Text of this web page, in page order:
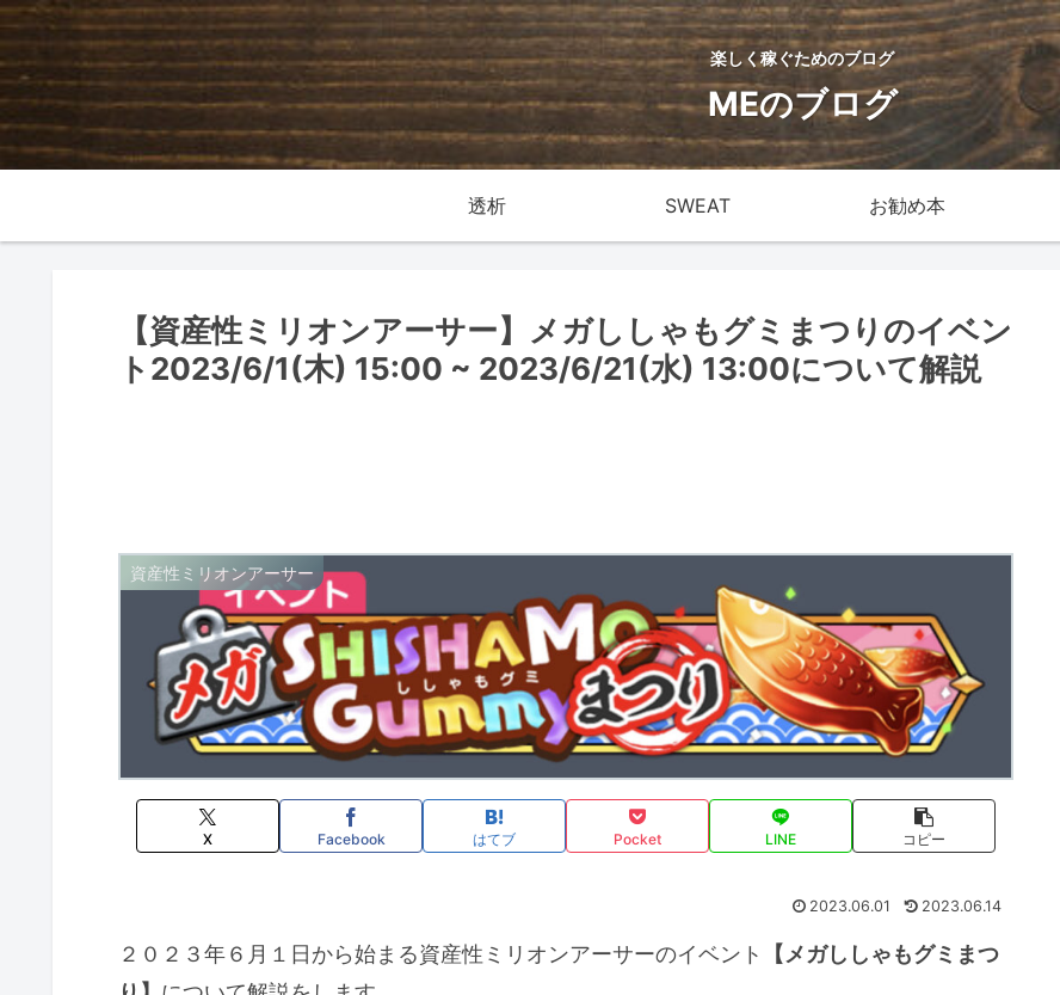
楽しく稼ぐためのブログ
MEのブログ
透析 SWEAT お勧め本
【資産性ミリオンアーサー】メガししゃもグミまつりのイベン
ト2023/6/1(木) 15:00 ~ 2023/6/21(水) 13:00について解説
資産性ミリオンアーサー
X Facebook はてブ Pocket LINE コピー
2023.06.01 2023.06.14
２０２３年６月１日から始まる資産性ミリオンアーサーのイベント
【メガししゃもグミまつ